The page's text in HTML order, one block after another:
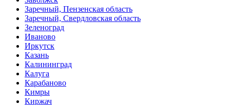
Заречный, Пензенская область
Заречный, Свердловская область
Зеленоград
Иваново
Иркутск
Казань
Калининград
Калуга
Карабаново
Кимры
Киржач